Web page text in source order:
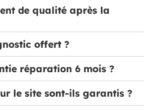
de qualité après la
offert ?
réparation 6 mois ?
le site sont-ils garantis ?